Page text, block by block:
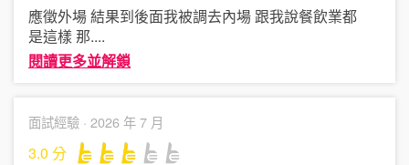
應徵外場 結果到後面我被調去內場 跟我說餐飲業都
是這樣 那....
閱讀更多並解鎖
面試經驗 · 2026 年 7 月
3.0 分